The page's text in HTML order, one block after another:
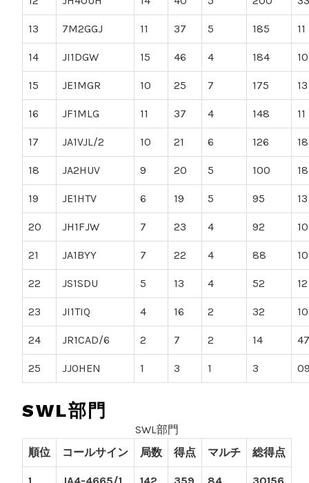
13 7M2GGJ 11 37 5 185 11
14 JI1DGW 15 46 4 184 10
15 JE1MGR 10 25 7 175 13
16 JF1MLG 11 37 4 148 11
17 JA1VJL/2 10 21 6 126 18
18 JA2HUV 9 20 5 100 18
19 JE1HTV 6 19 5 95 13
20 JH1FJW 7 23 4 92 10
21 JA1BYY 7 22 4 88 10
22 JS1SDU 5 13 4 52 12
23 JI1TIQ 4 16 2 32 10
24 JR1CAD/6 2 7 2 14 47
25 JJ0HEN 1 3 1 3
SWL部門
SWL部門
順位
コールサイン 局数 得点 マルチ 総得点